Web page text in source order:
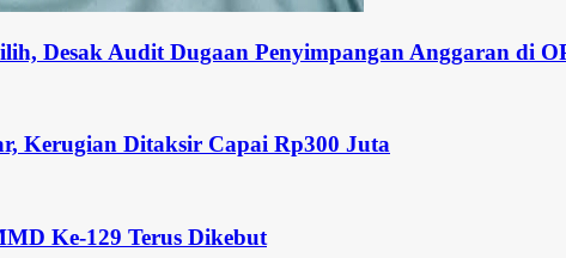
Desak Audit Dugaan Penyimpangan Anggaran di
Kerugian Ditaksir Capai Rp300 Juta
Ke-129 Terus Dikebut